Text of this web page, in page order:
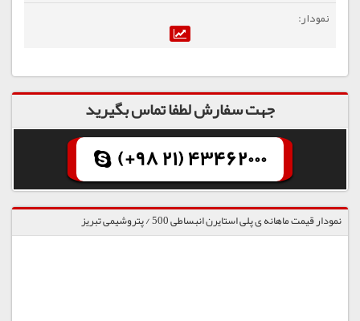
جهت سفارش لطفا تماس بگیرید
(+98 21) 43462000
نمودار قیمت ماهانه ی پلی استایرن انبساطی 500 / پتروشیمی تبریز